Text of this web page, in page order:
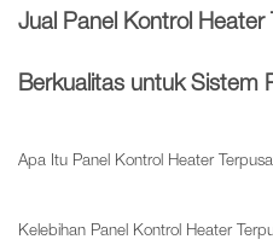
Jual Panel Kontrol Heater
Berkualitas untuk Sistem
Apa Itu Panel Kontrol Heater
Kelebihan Panel Kontrol Heater